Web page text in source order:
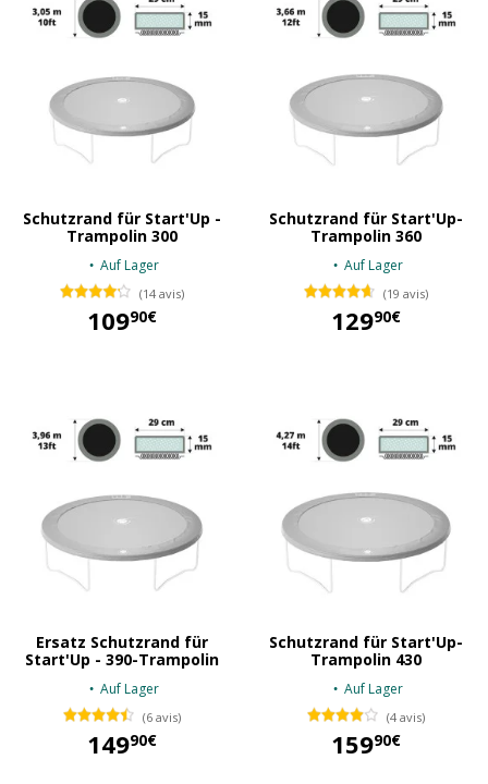
Schutzrand für Start'Up -
Trampolin 300
Auf Lager
(14 avis)
10990€
Schutzrand für Start'Up-
Trampolin 360
Auf Lager
(19 avis)
12990€
Ersatz Schutzrand für
Start'Up - 390-Trampolin
Auf Lager
(6 avis)
14990€
Schutzrand für Start'Up-
Trampolin 430
Auf Lager
(4 avis)
15990€